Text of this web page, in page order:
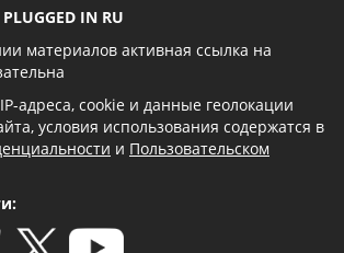
PLUGGED IN RU
материалов активная ссылка на
адреса, cookie и данные геолокации
условия использования содержатся в
и Пользовательском